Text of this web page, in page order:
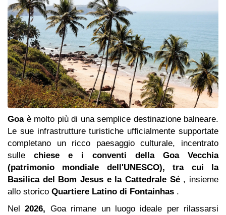
Goaè molto più di una semplice destinazione balneare.
Le sue infrastrutture turistiche ufficialmente supportate
completano un ricco paesaggio culturale, incentrato
sulle chiese e i conventi della Goa Vecchia
(patrimonio mondiale dell'UNESCO), tra cui la
Basilica del Bom Jesus e la Cattedrale Sé, insieme
allo storico Quartiere Latino di Fontainhas .
Nel2026, Goa rimane un luogo ideale per rilassarsi